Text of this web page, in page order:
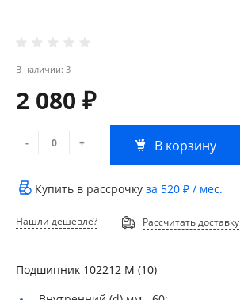
В наличии: 3
2 080 ₽
- + В корзину
Купить в рассрочку за 520 ₽ / мес.
Нашли дешевле? Рассчитать доставку
Подшипник 102212 М (10)